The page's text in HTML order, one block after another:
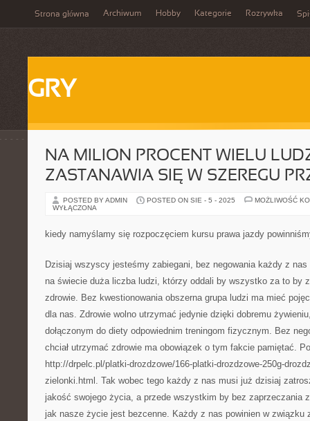
Strona główna Archiwum Hobby Kategorie Rozrywka
GRY
NA MILION PROCENT WIELU
ZASTANAWIA SIĘ W SZEREGU
POSTED BY ADMIN POSTED ON SIE - 5 - 2025
MOŻLIWOŚĆ
WYŁĄCZONA
kiedy namyślamy się rozpoczęciem kursu prawa jazdy
Dzisiaj wszyscy jesteśmy zabiegani, bez negowania każdy z
na świecie duża liczba ludzi, którzy oddali by wszystko za to by
zdrowie. Bez kwestionowania obszerna grupa ludzi ma mieć
dla nas. Zdrowie wolno utrzymać jedynie dzięki dobremu
dołączonym do diety odpowiednim treningom fizycznym. Bez
chciał utrzymać zdrowie ma obowiązek o tym fakcie pamiętać.
http://drpelc.pl/platki-drozdzowe/166-platki-drozdzowe-250g-
zielonki.html. Tak wobec tego każdy z nas musi już dzisiaj
jakość swojego życia, a przede wszystkim by bez zaprzeczania
jak nasze życie jest bezcenne. Każdy z nas powinien w związku